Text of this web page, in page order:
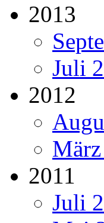
2013
Juli
2012
2011
Juli